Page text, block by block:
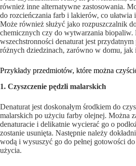
również inne alternatywne zastosowania.
do rozcieńczania farb i lakierów, co ułatwia
Może również służyć jako rozpuszczalnik
chemicznych czy do wytwarzania biopaliw.
wszechstronności denaturat jest
różnych dziedzinach, zarówno w domu, jak
Przykłady przedmiotów, które można
1. Czyszczenie pędzli malarskich
Denaturat jest doskonałym środkiem do
malarskich po użyciu farby olejnej. Można
denaturacie i delikatnie wycierać go o
zostanie usunięta. Następnie należy
wodą i wysuszyć go do pełnej gotowości
użycia.